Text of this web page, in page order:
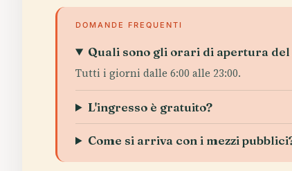
DOMANDE FREQUENTI
Quali sono gli orari di apertura
Tutti i giorni dalle 6:00 alle 23:00.
L'ingresso è gratuito?
Come si arriva con i mezzi